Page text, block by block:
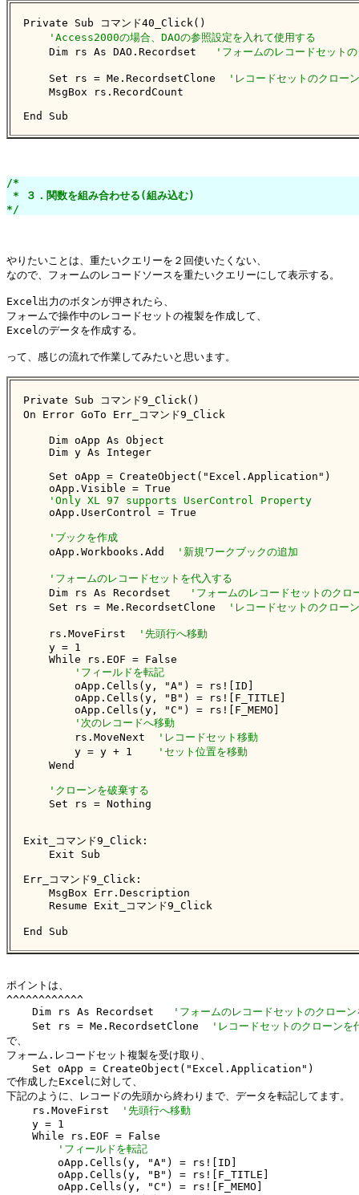
Private Sub コマンド40_Click()
'Access2000の場合、DAOの参照設定を入れて使用する
    Dim rs As DAO.Recordset
'フォームのレコードセット
    Set rs = Me.RecordsetClone
'レコードセットのクロー
    MsgBox rs.RecordCount
End Sub
/*
* ３．関数を組み合わせる(組み込む)
*/
やりたいことは、重たいクエリーを２回使いたくない、
なので、フォームのレコードソースを重たいクエリーにして表示する。
Excel出力のボタンが押されたら、
フォームで操作中のレコードセットの複製を作成して、
Excelのデータを作成する。
って、感じの流れで作業してみたいと思います。
Private Sub コマンド9_Click()
On Error GoTo Err_コマンド9_Click
    Dim oApp As Object
    Dim y As Integer
    Set oApp = CreateObject("Excel.Application")
    oApp.Visible = True
'Only XL 97 supports UserControl Property
    oApp.UserControl = True
'ブックを作成
    oApp.Workbooks.Add
'新規ワークブックの追加
'フォームのレコードセットを代入する
    Dim rs As Recordset
'フォームのレコードセットのクロ
    Set rs = Me.RecordsetClone
'レコードセットのクロー
    rs.MoveFirst
'先頭行へ移動
    y = 1
    While rs.EOF = False
'フィールドを転記
        oApp.Cells(y, "A") = rs![ID]
        oApp.Cells(y, "B") = rs![F_TITLE]
        oApp.Cells(y, "C") = rs![F_MEMO]
'次のレコードへ移動
        rs.MoveNext
'レコードセット移動
        y = y + 1
'セット位置を移動
    Wend
'クローンを破棄する
    Set rs = Nothing
Exit_コマンド9_Click:
    Exit Sub
Err_コマンド9_Click:
    MsgBox Err.Description
    Resume Exit_コマンド9_Click
End Sub
ポイントは、
^^^^^^^^^^^^
    Dim rs As Recordset
'フォームのレコードセットのクローン
    Set rs = Me.RecordsetClone
'レコードセットのクローンを
で、
フォーム.レコードセット複製を受け取り、
    Set oApp = CreateObject("Excel.Application")
で作成したExcelに対して、
下記のように、レコードの先頭から終わりまで、データを転記してます。
    rs.MoveFirst
'先頭行へ移動
    y = 1
    While rs.EOF = False
'フィールドを転記
        oApp.Cells(y, "A") = rs![ID]
        oApp.Cells(y, "B") = rs![F_TITLE]
        oApp.Cells(y, "C") = rs![F_MEMO]